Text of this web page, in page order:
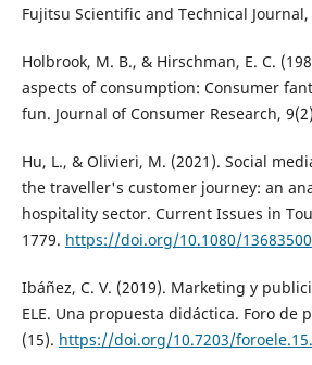
Fujitsu Scientific and Technical Journal,
Holbrook, M. B., & Hirschman, E. C.
aspects of consumption: Consumer
fun. Journal of Consumer Research,
Hu, L., & Olivieri, M. (2021). Social
the traveller's customer journey: an
hospitality sector. Current Issues in
1779. https://doi.org/10.1080/
Ibáñez, C. V. (2019). Marketing y
ELE. Una propuesta didáctica. Foro de
(15). https://doi.org/10.7203/